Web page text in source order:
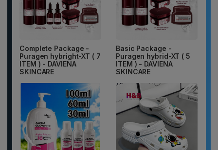
Complete Package -
Puragen hybright-XT ( 7
ITEM ) - DAVIENA
SKINCARE
Basic Package -
Puragen hybrid-XT ( 5
ITEM ) - DAVIENA
SKINCARE